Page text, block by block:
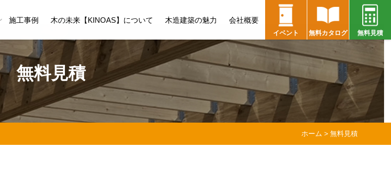
施工事例 木の未来【KINOAS】について 木造建築の魅力 会社概要
イベント 無料カタログ 無料見積
無料見積
ホーム > 無料見積